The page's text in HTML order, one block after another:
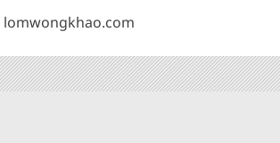
lomwongkhao.com